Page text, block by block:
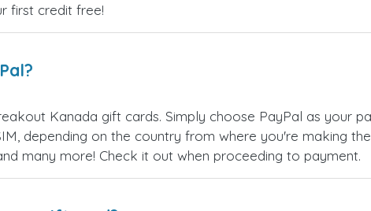
first credit free!
Kanada gift cards. Simply choose PayPal as your
depending on the country from where you're making
many more! Check it out when proceeding to payment.